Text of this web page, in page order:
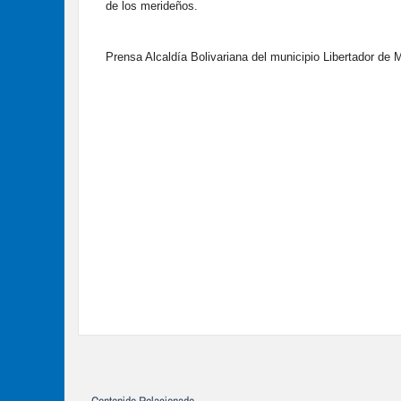
de los merideños.
Prensa Alcaldía Bolivariana del municipio Libertador de